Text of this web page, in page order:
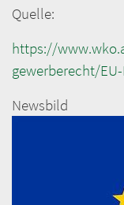
Quelle:
https://
gewerberecht/
Newsbild